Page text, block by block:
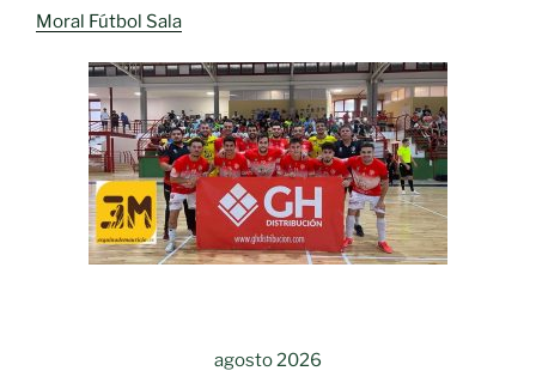
Moral Fútbol Sala
agosto 2026